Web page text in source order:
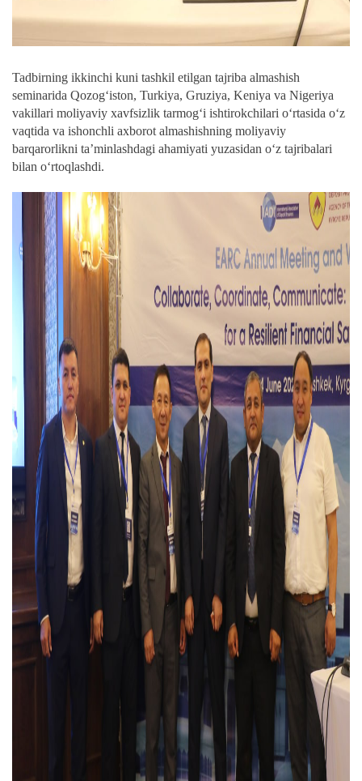
Tadbirning ikkinchi kuni tashkil etilgan tajriba almashish
seminarida Qozog‘iston, Turkiya, Gruziya, Keniya va Nigeriya
vakillari moliyaviy xavfsizlik tarmog‘i ishtirokchilari o‘rtasida o‘z
vaqtida va ishonchli axborot almashishning moliyaviy
barqarorlikni ta’minlashdagi ahamiyati yuzasidan o‘z tajribalari
bilan o‘rtoqlashdi.